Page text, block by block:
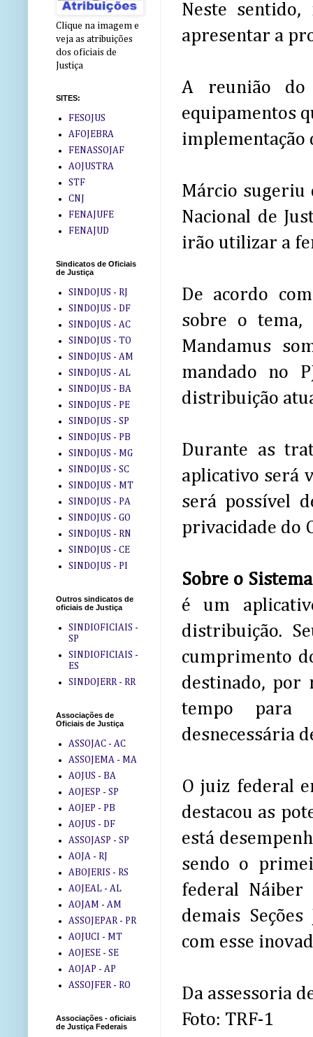
Neste
apresentar a
A reunião
equipamentos
implementação
Márcio sugeriu
Nacional de
irão utilizar a
De acordo
sobre o tema,
Mandamus
mandado no
distribuição
Durante as
aplicativo será
será possível
privacidade do
Sobre o
é um
distribuição.
cumprimento
destinado, por
tempo para
desnecessária
O juiz federal
destacou as
está
sendo o
federal Náiber
demais
com esse
Da assessoria
Foto: TRF-1
Clique na imagem e
veja as atribuições
dos oficiais de
Justiça
SITES:
FESOJUS
AFOJEBRA
FENASSOJAF
AOJUSTRA
STF
CNJ
FENAJUFE
FENAJUD
Sindicatos de Oficiais
de Justiça
SINDOJUS - RJ
SINDOJUS - DF
SINDOJUS - AC
SINDOJUS - TO
SINDOJUS - AM
SINDOJUS - AL
SINDOJUS - BA
SINDOJUS - PE
SINDOJUS - SP
SINDOJUS - PB
SINDOJUS - MG
SINDOJUS - SC
SINDOJUS - MT
SINDOJUS - PA
SINDOJUS - GO
SINDOJUS - RN
SINDOJUS - CE
SINDOJUS - PI
Outros sindicatos de
oficiais de Justiça
SINDIOFICIAIS -
SP
SINDIOFICIAIS -
ES
SINDOJERR - RR
Associações de
Oficiais de Justiça
ASSOJAC - AC
ASSOJEMA - MA
AOJUS - BA
AOJESP - SP
AOJEP - PB
AOJUS - DF
ASSOJASP - SP
AOJA - RJ
ABOJERIS - RS
AOJEAL - AL
AOJAM - AM
ASSOJEPAR - PR
AOJUCI - MT
AOJESE - SE
AOJAP - AP
ASSOJFER - RO
Associações - oficiais
de Justiça Federais